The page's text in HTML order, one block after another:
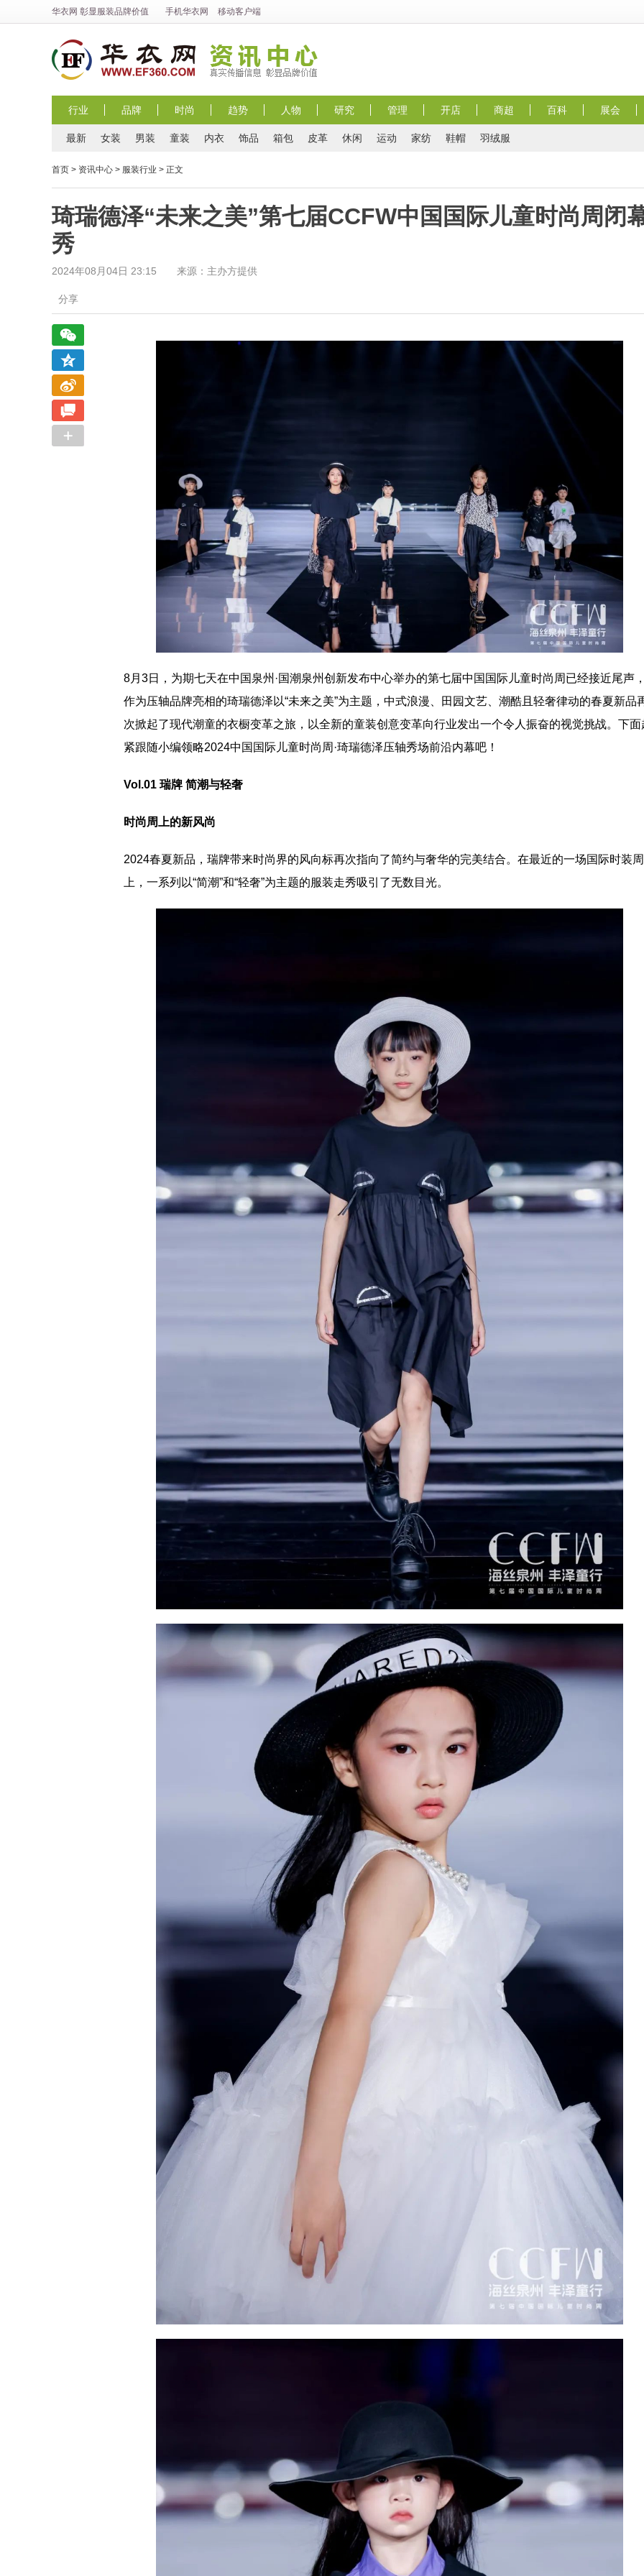
华衣网 彰显服装品牌价值 手机华衣网 移动客户端
行业 品牌 时尚 趋势 人物 研究 管理 开店 商超 百科 展会
最新 女装 男装 童装 内衣 饰品 箱包 皮革 休闲 运动 家纺 鞋帽 羽绒服
首页 > 资讯中心 > 服装行业 > 正文
琦瑞德泽“未来之美”第七届CCFW中国国际儿童时尚周闭
秀
2024年08月04日 23:15 来源：主办方提供
分享
8月3日，为期七天在中国泉州·国潮泉州创新发布中心举办的第七届中国国际儿童时尚周已经接近尾声，
作为压轴品牌亮相的琦瑞德泽以“未来之美”为主题，中式浪漫、田园文艺、潮酷且轻奢律动的春夏新品
次掀起了现代潮童的衣橱变革之旅，以全新的童装创意变革向行业发出一个令人振奋的视觉挑战。下面
紧跟随小编领略2024中国国际儿童时尚周·琦瑞德泽压轴秀场前沿内幕吧！
Vol.01 瑞牌 简潮与轻奢
时尚周上的新风尚
2024春夏新品，瑞牌带来时尚界的风向标再次指向了简约与奢华的完美结合。在最近的一场国际时装周
上，一系列以“简潮”和“轻奢”为主题的服装走秀吸引了无数目光。